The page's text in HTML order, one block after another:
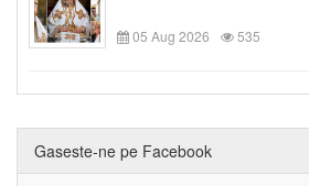
05 Aug 2026 535
Gaseste-ne pe Facebook